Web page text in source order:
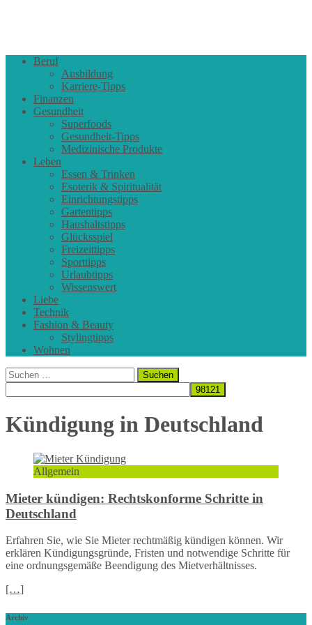
Beruf
Ausbildung
Karriere-Tipps
Finanzen
Gesundheit
Superfoods
Gesundheit-Tipps
Medizinische Produkte
Leben
Essen & Trinken
Esoterik & Spiritualität
Einrichtungstipps
Gartentipps
Haushaltstipps
Glücksspiel
Freizeittipps
Sporttipps
Urlaubtipps
Wissenswert
Liebe
Technik
Fashion & Beauty
Stylingtipps
Wohnen
Suchen
nach:
Kündigung in Deutschland
Allgemein
Mieter kündigen: Rechtskonforme Schritte in
Deutschland
Erfahren Sie, wie Sie Mieter rechtmäßig kündigen können. Wir
erklären Kündigungsgründe, Fristen und notwendige Schritte für
eine ordnungsgemäße Beendigung des Mietverhältnisses.
[…]
Archiv